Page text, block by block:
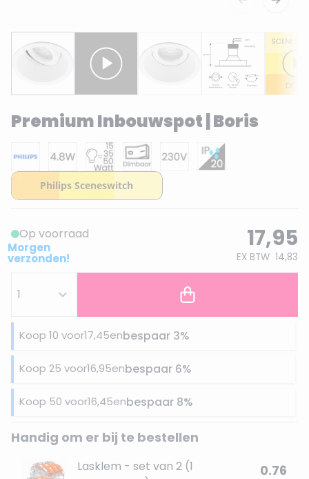
Premium Inbouwspot | Boris
Op voorraad
Morgen
verzonden!
17,95
EX BTW 14,83
Koop 10 voor17,45enbespaar 3%
Koop 25 voor16,95enbespaar 6%
Koop 50 voor16,45enbespaar 8%
Handig om er bij te bestellen
Lasklem - set van 2 (1
0.76